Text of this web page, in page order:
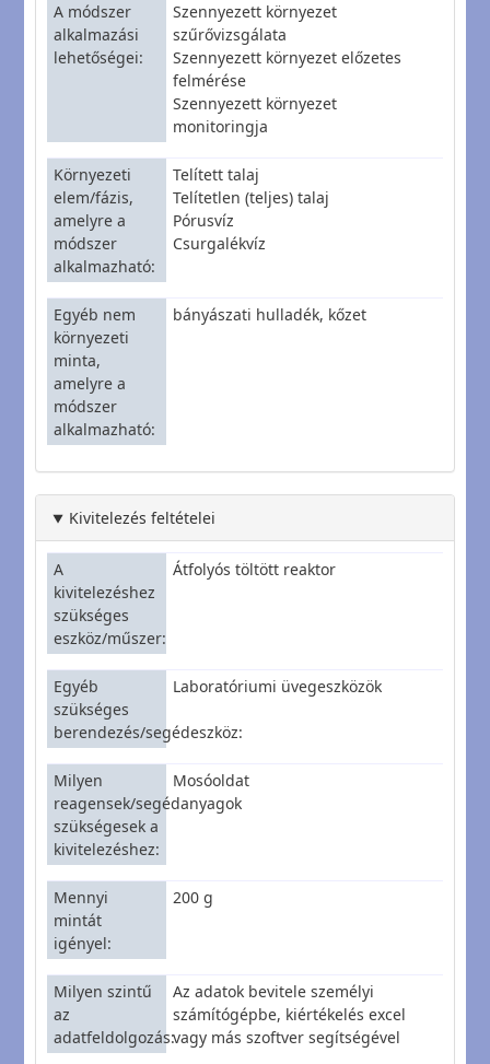
A módszer
alkalmazási
lehetőségei
Szennyezett környezet
szűrővizsgálata
Szennyezett környezet előzetes
felmérése
Szennyezett környezet
monitoringja
Környezeti
elem/fázis,
amelyre a
módszer
alkalmazható
Telített talaj
Telítetlen (teljes) talaj
Pórusvíz
Csurgalékvíz
Egyéb nem
környezeti
minta,
amelyre a
módszer
alkalmazható
bányászati hulladék, kőzet
Kivitelezés feltételei
A
kivitelezéshez
szükséges
eszköz/műszer
Átfolyós töltött reaktor
Egyéb
szükséges
berendezés/segédeszköz
Laboratóriumi üvegeszközök
Milyen
reagensek/segédanyagok
szükségesek a
kivitelezéshez
Mosóoldat
Mennyi
mintát
igényel
200 g
Milyen szintű
az
adatfeldolgozás
Az adatok bevitele személyi
számítógépbe, kiértékelés excel
vagy más szoftver segítségével